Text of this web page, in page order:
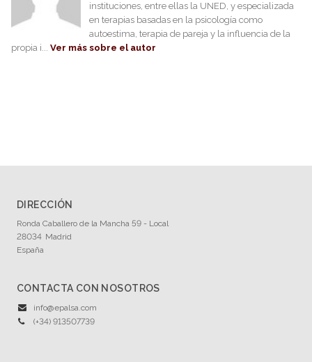
instituciones, entre ellas la UNED, y especializada
en terapias basadas en la psicología como
autoestima, terapia de pareja y la influencia de la
propia i... Ver más sobre el autor
DIRECCIÓN
Ronda Caballero de la Mancha 59 - Local
28034 Madrid
España
CONTACTA CON NOSOTROS
info@epalsa.com
(+34) 913507739